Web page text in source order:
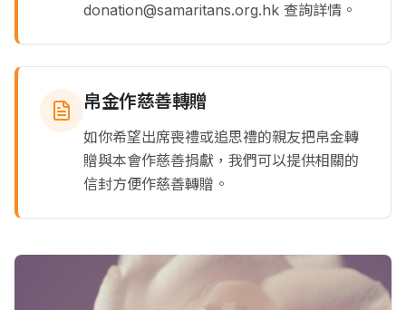
donation@samaritans.org.hk 查詢詳情。
帛金作慈善轉贈
如你希望出席喪禮或追思禮的親友把帛金轉
贈與本會作慈善捐獻，我們可以提供相關的
信封方便作慈善轉贈。